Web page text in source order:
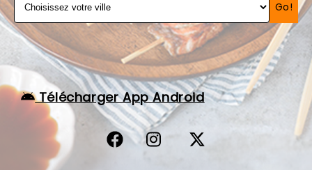
Go!
Télécharger App Android